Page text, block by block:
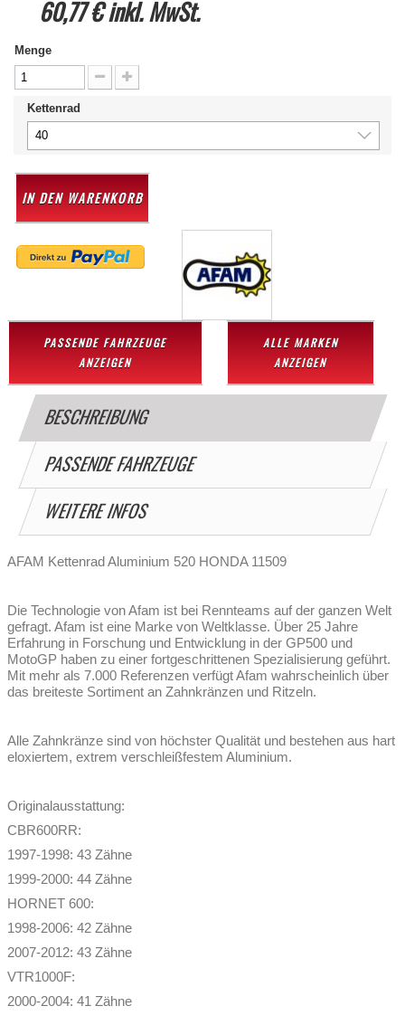
60,77 €inkl. MwSt.
Menge
40
40
IN DEN WARENKORB
PASSENDE FAHRZEUGE
ANZEIGEN
ALLE MARKEN
ANZEIGEN
BESCHREIBUNG
PASSENDE FAHRZEUGE
WEITERE INFOS
AFAM Kettenrad Aluminium 520 HONDA 11509
Die Technologie von Afam ist bei Rennteams auf der ganzen Welt
gefragt. Afam ist eine Marke von Weltklasse. Über 25 Jahre
Erfahrung in Forschung und Entwicklung in der GP500 und
MotoGP haben zu einer fortgeschrittenen Spezialisierung geführt.
Mit mehr als 7.000 Referenzen verfügt Afam wahrscheinlich über
das breiteste Sortiment an Zahnkränzen und Ritzeln.
Alle Zahnkränze sind von höchster Qualität und bestehen aus hart
eloxiertem, extrem verschleißfestem Aluminium.
Originalausstattung:
CBR600RR:
1997-1998: 43 Zähne
1999-2000: 44 Zähne
HORNET 600:
1998-2006: 42 Zähne
2007-2012: 43 Zähne
VTR1000F:
2000-2004: 41 Zähne